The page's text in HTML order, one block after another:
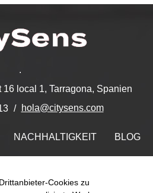
.
local 1, Tarragona, Spanien
hola@citysens.com
NACHHALTIGKEIT BLOG
Cookies zu